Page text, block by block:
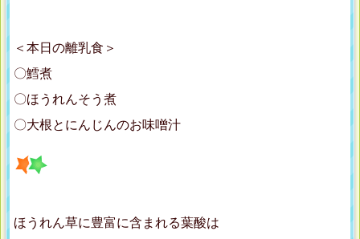
＜本日の離乳食＞
〇鱈煮
〇ほうれんそう煮
〇大根とにんじんのお味噌汁
ほうれん草に豊富に含まれる葉酸は